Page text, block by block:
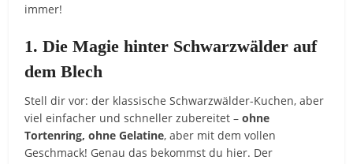
immer!
1. Die Magie hinter Schwarzwälder auf
dem Blech
Stell dir vor: der klassische Schwarzwälder-Kuchen, aber
viel einfacher und schneller zubereitet –ohne
Tortenring, ohne Gelatine, aber mit dem vollen
Geschmack! Genau das bekommst du hier. Der